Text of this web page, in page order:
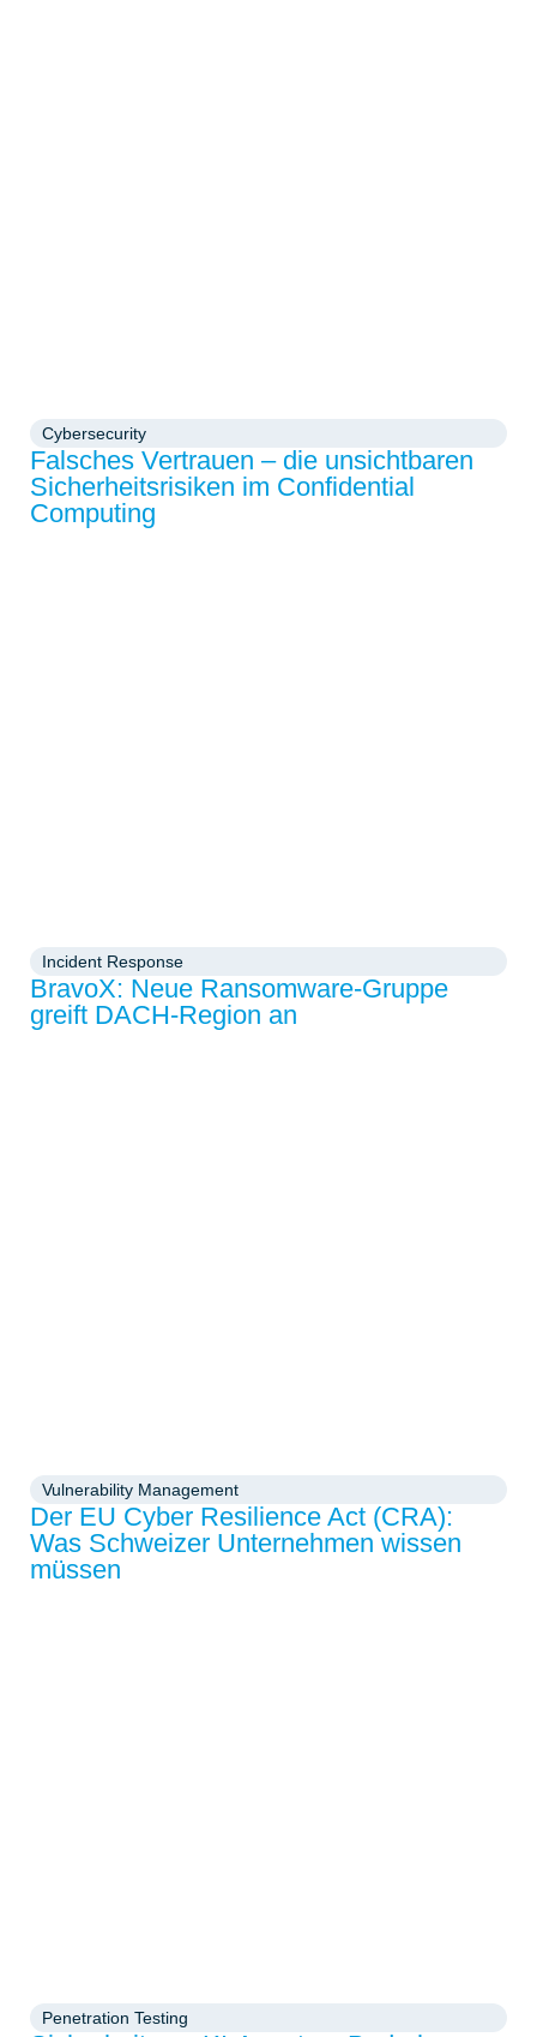
Cybersecurity
Falsches Vertrauen – die unsichtbaren
Sicherheitsrisiken im Confidential
Computing
Incident Response
BravoX: Neue Ransomware-Gruppe
greift DACH-Region an
Vulnerability Management
Der EU Cyber Resilience Act (CRA):
Was Schweizer Unternehmen wissen
müssen
Penetration Testing